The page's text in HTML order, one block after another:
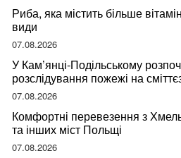
Риба, яка містить більше
види
07.08.2026
У Кам’янці-Подільському
розслідування пожежі на
07.08.2026
Комфортні перевезення з
та інших міст Польщі
07.08.2026